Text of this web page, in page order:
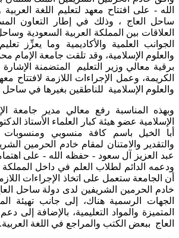
الله - على افتتاح معهد لتعليم اللغة
ساحل العاج ، وذلك في إطار التعاون
العلاقات بين المملكة العربية السعودية
الجوانب العلمية والأكاديمية وما يعزِّز
والعلوم الإسلامية، وقد تلقت جامعة الإمام
برقية معالي وزير التعليم المتضمنة الإشارة
الكريمة، وعمل الإجراءات اللازمة لافتتاح
والعلوم الإسلامية للناطقين بغيرها في ساحل
وبهذه المناسبة رفع معالي مدير جامعة
الإسلامية عضو هيئة كبار العلماء الأستاذ
أبا الخيل باسم كافة منسوبي ومنسوبات
والتقدير والامتنان لمقام خادم الحرمين
عبد العزيز آل سعود - حفظه الله - على
ودعمه الدائم لطلاب العلم في داخل المملكة
أن الجامعة ستعمل على اتخاذ الإجراءات
خادم الحرمين الشريفين لدى دولة ساحل
الجهات الرسمية هناك، إلى جانب تهيئة
المتميزة والمواد التعليمية، بالإضافة
العاج ببعض الكتب والمراجع في اللغة العربية.